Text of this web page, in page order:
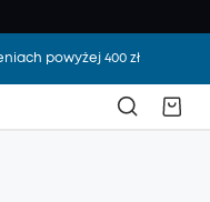
powyżej 400 zł